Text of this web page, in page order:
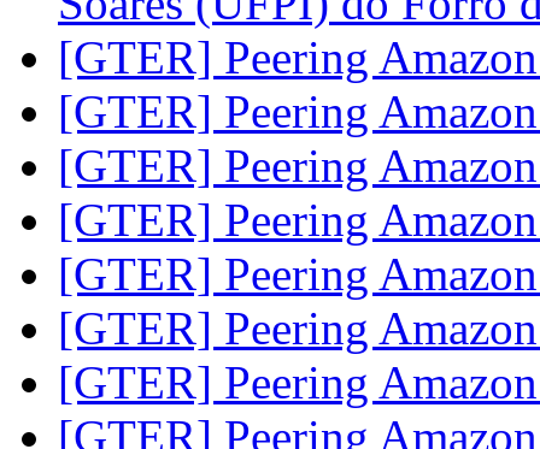
[GTER] Peering
[GTER] Peering
[GTER] Peering
[GTER] Peering
[GTER] Peering
[GTER] Peering
[GTER] Peering
[GTER] Peering